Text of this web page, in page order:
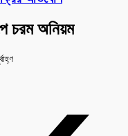
চরম অনিয়ম